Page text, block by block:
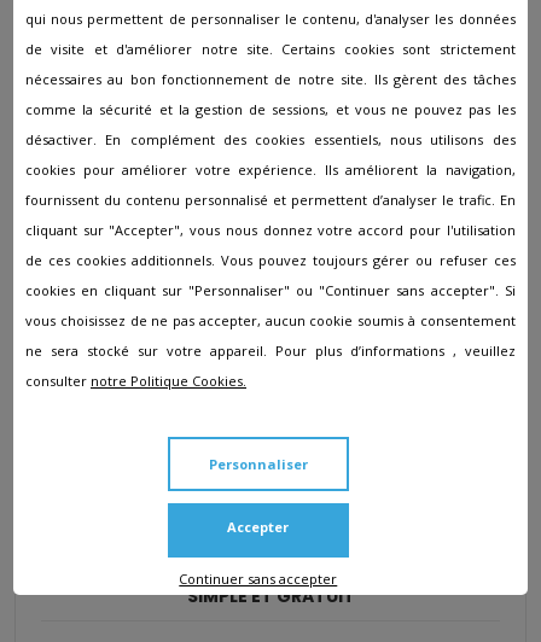
Pompes funèbres à Saint-Martin-d'Auxigny
Pompes funèbres à Sainte-Gemme-en-Sancerrois
Pompes funèbres à Sancergues
Pompes funèbres à ST AMAND MONTROND
Pompes funèbres à ST DOULCHARD
Pompes funèbres à Torteron
Pompes funèbres à Trouy
Pompes funèbres à Vierzon
DEMANDE DE DEVIS
EN LIGNE
SIMPLE ET GRATUIT
qui nous permettent de personnaliser le contenu, d'analyser les données
de visite et d'améliorer notre site. Certains cookies sont strictement
nécessaires au bon fonctionnement de notre site. Ils gèrent des tâches
comme la sécurité et la gestion de sessions, et vous ne pouvez pas les
désactiver. En complément des cookies essentiels, nous utilisons des
cookies pour améliorer votre expérience. Ils améliorent la navigation,
fournissent du contenu personnalisé et permettent d’analyser le trafic. En
cliquant sur "Accepter", vous nous donnez votre accord pour l'utilisation
de ces cookies additionnels. Vous pouvez toujours gérer ou refuser ces
cookies en cliquant sur "Personnaliser" ou "Continuer sans accepter". Si
vous choisissez de ne pas accepter, aucun cookie soumis à consentement
ne sera stocké sur votre appareil. Pour plus d’informations , veuillez
consulter notre Politique Cookies.
Continuer sans accepter
Personnaliser
Accepter